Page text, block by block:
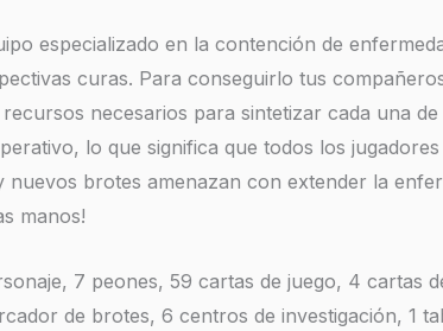
especializado en la contención de
curas. Para conseguirlo tus
necesarios para sintetizar cada una
lo que significa que todos los
nuevos brotes amenazan con extender la
manos!
7 peones, 59 cartas de juego, 4 cartas
de brotes, 6 centros de investigación, 1